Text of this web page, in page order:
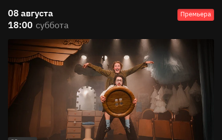
08 августа
18:00 суббота
Премьера